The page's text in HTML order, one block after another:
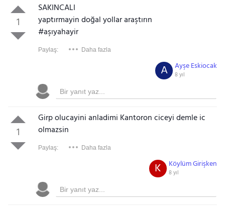
1
SAKINCALI
yaptırmayin doğal yollar araştırın
#aşıyahayir
Paylaş: Daha fazla
Ayşe Eskiocak
8 yıl
A
1
Girp olucayini anladimi Kantoron ciceyi demle ic
olmazsin
Paylaş: Daha fazla
Köylüm Girişken
8 yıl
K